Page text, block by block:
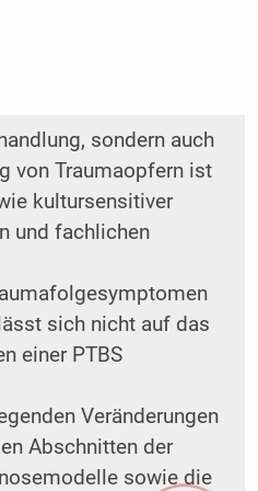
sondern auch
von Traumaopfern ist
kultursensitiver
und fachlichen
sich nicht auf das
einer PTBS
Veränderungen
Abschnitten der
sowie die